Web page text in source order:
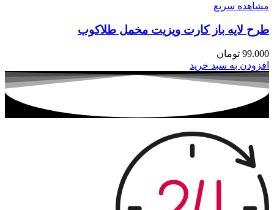
مشاهده سریع
طرح لایه باز کارت ویزیت مخمل طلاکوب
99.000 تومان
افزودن به سبد خرید